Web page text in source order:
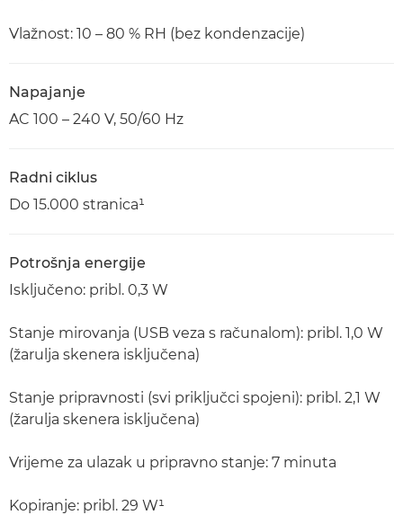
Vlažnost: 10 – 80 % RH (bez kondenzacije)
Napajanje
AC 100 – 240 V, 50/60 Hz
Radni ciklus
Do 15.000 stranica¹
Potrošnja energije
Isključeno: pribl. 0,3 W
Stanje mirovanja (USB veza s računalom): pribl. 1,0 W
(žarulja skenera isključena)
Stanje pripravnosti (svi priključci spojeni): pribl. 2,1 W
(žarulja skenera isključena)
Vrijeme za ulazak u pripravno stanje: 7 minuta
Kopiranje: pribl. 29 W¹